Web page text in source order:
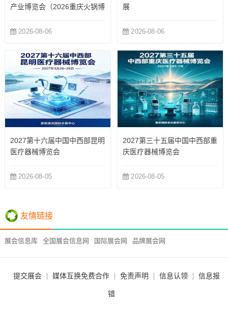
产业博览会（2026重庆火锅博
2026-08-06
展
2026-08-06
2027第十六届中国中西部昆明
医疗器械博览会
2026-08-05
2027第三十五届中国中西部重
庆医疗器械博览会
2026-08-05
友情链接
展会信息库 全国展会信息网 国际展会网 品牌展会网
提交展会 媒体互换免费合作 免责声明 信息认领 信息报
错